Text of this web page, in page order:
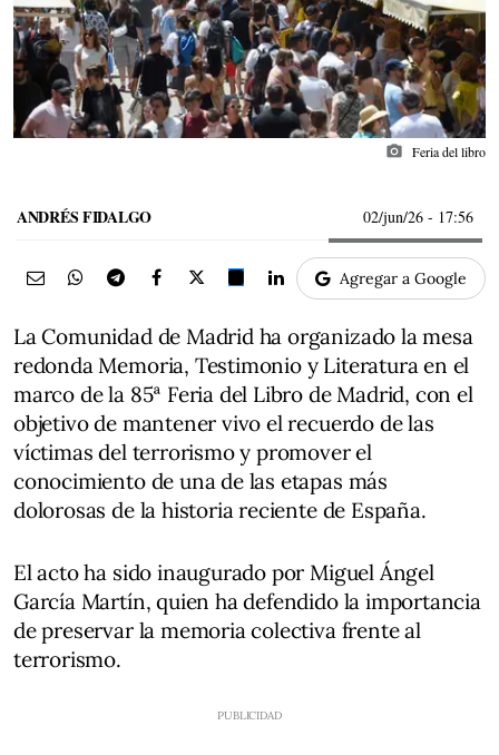
photo_camera Feria del libro
ANDRÉS FIDALGO 02/jun/26 - 17:56
Agregar a Google
La Comunidad de Madrid ha organizado la mesa
redonda Memoria, Testimonio y Literatura en el
marco de la 85ª Feria del Libro de Madrid, con el
objetivo de mantener vivo el recuerdo de las
víctimas del terrorismo y promover el
conocimiento de una de las etapas más
dolorosas de la historia reciente de España.
El acto ha sido inaugurado por Miguel Ángel
García Martín, quien ha defendido la importancia
de preservar la memoria colectiva frente al
terrorismo.